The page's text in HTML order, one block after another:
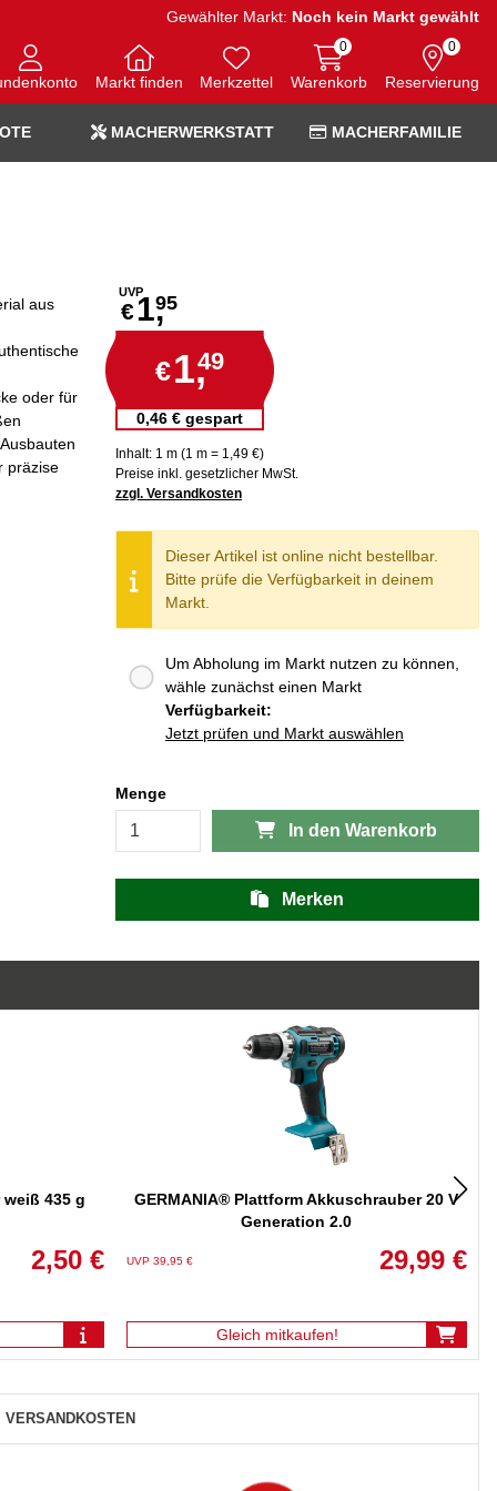
Gewählter Markt: Noch kein Markt gewählt
Markt finden Merkzettel Warenkorb
0
Reservierung
0
MACHERWERKSTATT MACHERFAMILIE
UVP
€1,95
€1,49
0,46 € gespart
Inhalt: 1 m (1 m = 1,49 €)
Preise inkl. gesetzlicher MwSt.
zzgl. Versandkosten
aus
oder für
präzise
Dieser Artikel ist online nicht bestellbar.
Bitte prüfe die Verfügbarkeit in deinem
Markt.
Um Abholung im Markt nutzen zu können,
wähle zunächst einen Markt
Verfügbarkeit:
Jetzt prüfen und Markt auswählen
Menge
In den Warenkorb
Merken
435 g
2,50 €
GERMANIA® Plattform Akkuschrauber 20 V
Generation 2.0
UVP 39,95 € 29,99 €
Gleich mitkaufen!
VERSANDKOSTEN